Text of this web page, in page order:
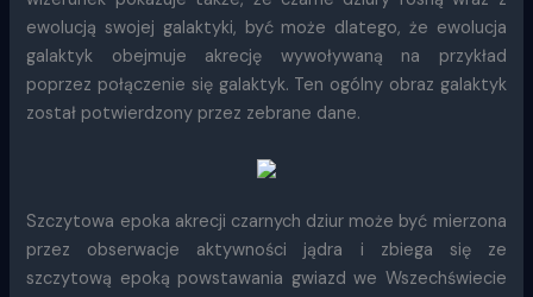
ewolucją swojej galaktyki, być może dlatego, że ewolucja
galaktyk obejmuje akrecję wywoływaną na przykład
poprzez połączenie się galaktyk. Ten ogólny obraz galaktyk
został potwierdzony przez zebrane dane.
Szczytowa epoka akrecji czarnych dziur może być mierzona
przez obserwacje aktywności jądra i zbiega się ze
szczytową epoką powstawania gwiazd we Wszechświecie